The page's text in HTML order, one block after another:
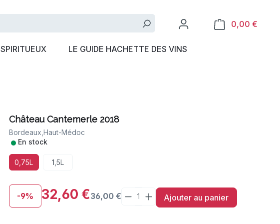
0,00 €
SPIRITUEUX LE GUIDE HACHETTE DES VINS
Château Cantemerle 2018
Bordeaux, Haut-Médoc
•En stock
0,75L 1,5L
-9% 32,60 €36,00 € Ajouter au panier